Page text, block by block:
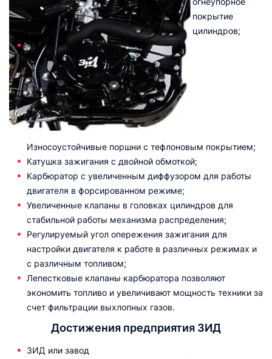
покрытие
цилиндров;
Износоустойчивые поршни с тефлоновым покрытием;
Катушка зажигания с двойной обмоткой;
Карбюратор с увеличенным диффузором для работы
двигателя в форсированном режиме;
Увеличенные клапаны в головках цилиндров для
стабильной работы механизма распределения;
Регулируемый угол опережения зажигания для
настройки двигателя к работе в различных режимах и
с различным топливом;
Лепестковые клапаны карбюратора позволяют
экономить топливо и увеличивают мощность техники за
счет фильтрации выхлопных газов.
Достижения предприятия ЗИД
ЗИД или завод